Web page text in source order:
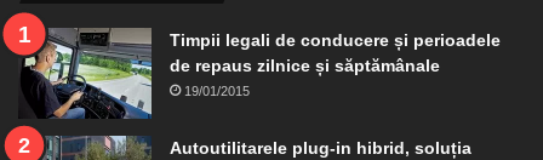
Timpii legali de conducere și perioadele
de repaus zilnice și săptămânale
19/01/2015
Autoutilitarele plug-in hibrid, soluția